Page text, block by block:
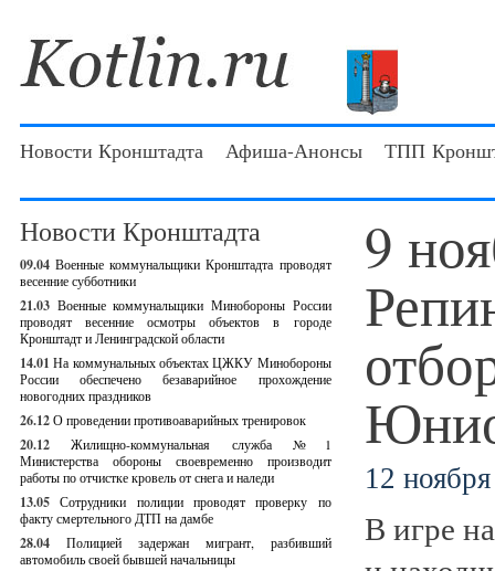
Новости Кронштадта Афиша-Анонсы ТПП
Новости Кронштадта
09.04 Военные коммунальщики Кронштадта проводят
весенние субботники
21.03 Военные коммунальщики Минобороны России
проводят весенние осмотры объектов в городе
Кронштадт и Ленинградской области
14.01 На коммунальных объектах ЦЖКУ Минобороны
России обеспечено безаварийное прохождение
новогодних праздников
26.12О проведении противоаварийных тренировок
20.12
Жилищно-коммунальная служба №1
Министерства обороны своевременно производит
работы по отчистке кровель от снега и наледи
13.05 Сотрудники полиции проводят проверку по
факту смертельного ДТП на дамбе
28.04
Полицией задержан мигрант, разбивший
автомобиль своей бывшей начальницы
9
12
В игре